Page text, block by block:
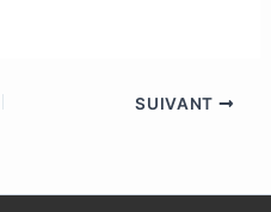
SUIVANT